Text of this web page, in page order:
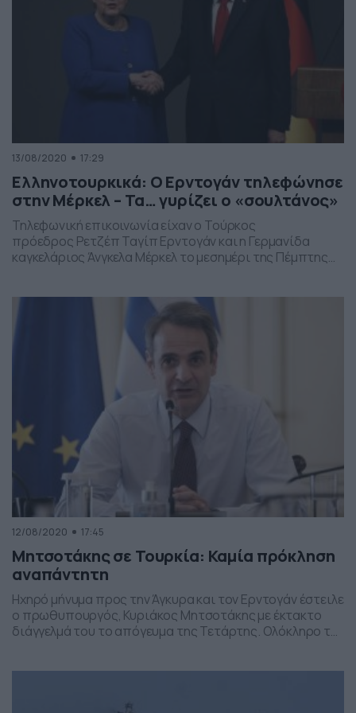
13/08/2020 17:29
Ελληνοτουρκικά: Ο Ερντογάν τηλεφώνησε
στην Μέρκελ – Τα… γυρίζει ο «σουλτάνος»
Τηλεφωνική επικοινωνία είχαν ο Τούρκος
πρόεδρος Ρετζέπ Ταγίπ Ερντογάν και η Γερμανίδα
καγκελάριος Άνγκελα Μέρκελ το μεσημέρι της Πέμπτης
σύμφωνα με τα τουρκικά Μέσα, συζήτησαν για τις
εξελίξεις στην Ανατολική Μεσόγειο και για
περιφερειακά θέματα. Κατά τις ίδιες πηγές ο […]
12/08/2020 17:45
Μητσοτάκης σε Τουρκία: Καμία πρόκληση
αναπάντητη
Ηχηρό μήνυμα προς την Άγκυρα και τον Ερντογάν έστειλε
ο πρωθυπουργός, Κυριάκος Μητσοτάκης με έκτακτο
διάγγελμά του το απόγευμα της Τετάρτης. Ολόκληρο το